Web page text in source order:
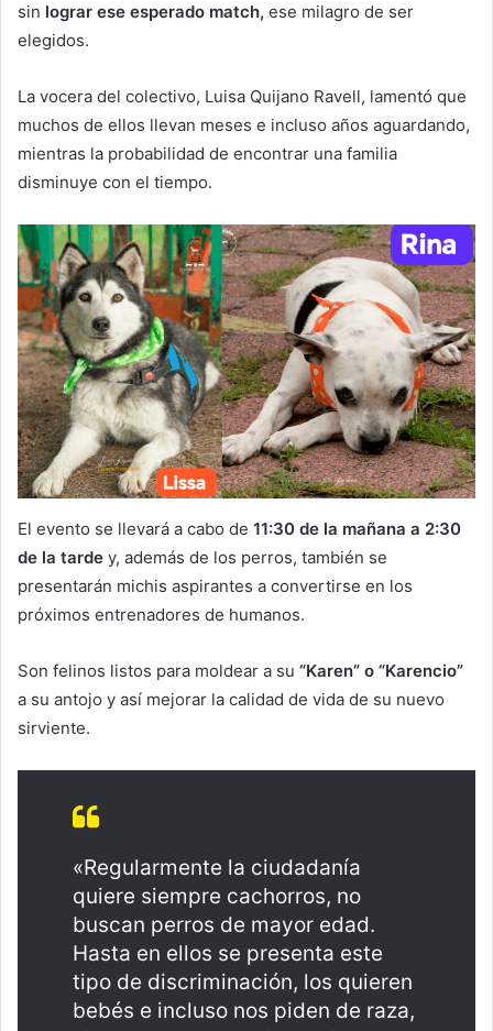
sin lograr ese esperado match, ese milagro de ser
elegidos.
La vocera del colectivo, Luisa Quijano Ravell, lamentó que
muchos de ellos llevan meses e incluso años aguardando,
mientras la probabilidad de encontrar una familia
disminuye con el tiempo.
El evento se llevará a cabo de 11:30 de la mañana a 2:30
de la tarde y, además de los perros, también se
presentarán michis aspirantes a convertirse en los
próximos entrenadores de humanos.
Son felinos listos para moldear a su “Karen” o “Karencio”
a su antojo y así mejorar la calidad de vida de su nuevo
sirviente.
«Regularmente la ciudadanía
quiere siempre cachorros, no
buscan perros de mayor edad.
Hasta en ellos se presenta este
tipo de discriminación, los quieren
bebés e incluso nos piden de raza,